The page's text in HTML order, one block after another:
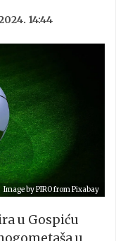
14:44
Image byPIROfromPixabay
u Gospiću